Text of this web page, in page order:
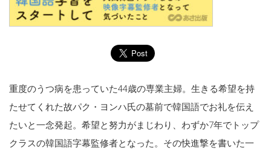
重度のうつ病を患っていた44歳の専業主婦。生きる希望を持
たせてくれた故パク・ヨンハ氏の墓前で韓国語でお礼を伝え
たいと一念発起。希望と努力がまじわり、わずか7年でトップ
クラスの韓国語字幕監修者となった。その快進撃を書いた一